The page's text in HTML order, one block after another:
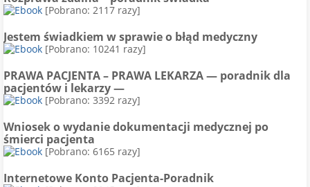
[Pobrano: 2117 razy]
Jestem świadkiem w sprawie o błąd medyczny
[Pobrano: 10241 razy]
PRAWA PACJENTA – PRAWA LEKARZA — poradnik dla
pacjentów i lekarzy —
[Pobrano: 3392 razy]
Wniosek o wydanie dokumentacji medycznej po
śmierci pacjenta
[Pobrano: 6165 razy]
Internetowe Konto Pacjenta-Poradnik